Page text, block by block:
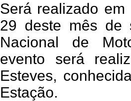
Será realizado
29 deste mês de
Nacional de
evento será
Esteves,
Estação.